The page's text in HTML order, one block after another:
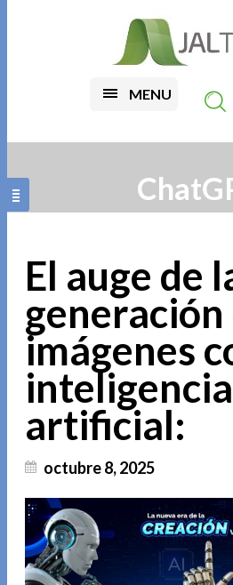
MENU
El auge de
generación
imágenes
inteligencia
artificial:
octubre 8, 2025